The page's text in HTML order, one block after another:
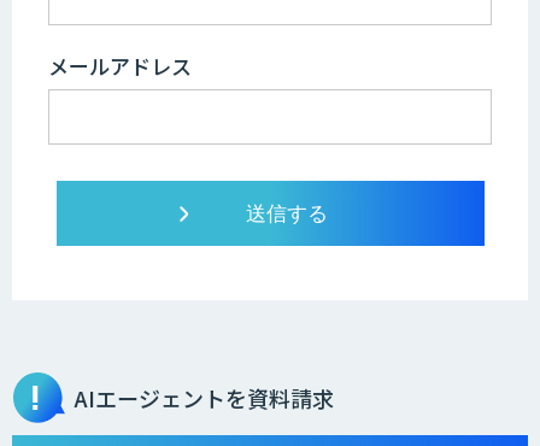
メールアドレス
AIエージェントを資料請求